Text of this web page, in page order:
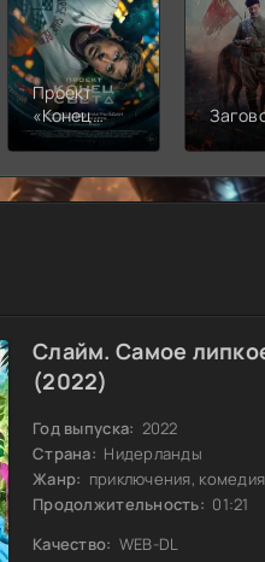
Проект
«Конец
света»
Слайм. Самое
(2022)
Год выпуска: 2022
Страна: Нидерланды
Жанр: приключения,
Продолжительность: 01:21
Качество: WEB-DL